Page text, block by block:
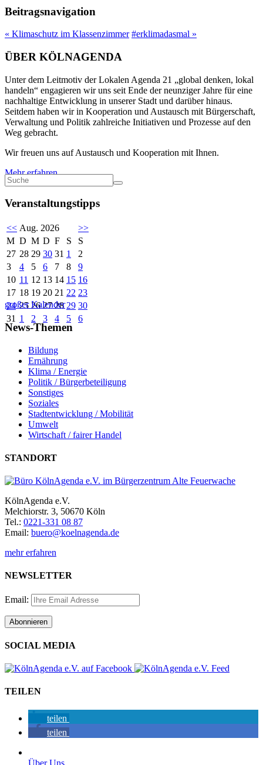
Beitragsnavigation
« Klimaschutz im Klassenzimmer #erklimadasmal »
ÜBER KÖLNAGENDA
Unter dem Leitmotiv der Lokalen Agenda 21 „global denken, lokal
handeln“ engagieren wir uns seit Ende der neunziger Jahre für eine
nachhaltige Entwicklung in unserer Stadt und darüber hinaus.
Seitdem haben wir in Kooperation und Austausch mit Bürgerschaft,
Verwaltung und Politik zahlreiche Initiativen und Prozesse auf den
Weg gebracht.
Wir freuen uns auf Austausch und Kooperation mit Ihnen.
Mehr erfahren
Veranstaltungstipps
<< Aug. 2026
>>
M D M D F S
S
27 28 29 30 31 1
2
3
4 5 6 7 8
9
10 11 12 13 14 15 16
17 18 19 20 21 22 23
24 25 26 27 28 29 30
31 1 2 3 4 5 6
großer Kalender
News-Themen
Bildung
Ernährung
Klima / Energie
Politik / Bürgerbeteiligung
Sonstiges
Soziales
Stadtentwicklung / Mobilität
Umwelt
Wirtschaft / fairer Handel
STANDORT
KölnAgenda e.V.
Melchiorstr. 3, 50670 Köln
Tel.: 0221-331 08 87
Email: buero@koelnagenda.de
mehr erfahren
NEWSLETTER
Email:
SOCIAL MEDIA
TEILEN
teilen
teilen
Über Uns